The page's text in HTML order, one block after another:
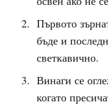
Първото
бъде и
светкавично.
Винаги се
когато